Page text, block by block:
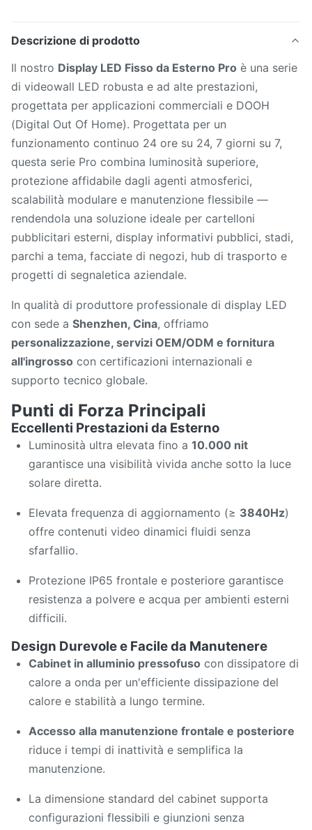
Descrizione di prodotto
Il nostro Display LED Fisso da Esterno Pro è una serie
di videowall LED robusta e ad alte prestazioni,
progettata per applicazioni commerciali e DOOH
(Digital Out Of Home). Progettata per un
funzionamento continuo 24 ore su 24, 7 giorni su 7,
questa serie Pro combina luminosità superiore,
protezione affidabile dagli agenti atmosferici,
scalabilità modulare e manutenzione flessibile —
rendendola una soluzione ideale per cartelloni
pubblicitari esterni, display informativi pubblici, stadi,
parchi a tema, facciate di negozi, hub di trasporto e
progetti di segnaletica aziendale.
In qualità di produttore professionale di display LED
con sede a Shenzhen, Cina, offriamo
personalizzazione, servizi OEM/ODM e fornitura
all'ingrosso con certificazioni internazionali e
supporto tecnico globale.
Punti di Forza Principali
Eccellenti Prestazioni da Esterno
Luminosità ultra elevata fino a 10.000 nit
garantisce una visibilità vivida anche sotto la luce
solare diretta.
Elevata frequenza di aggiornamento (≥ 3840Hz)
offre contenuti video dinamici fluidi senza
sfarfallio.
Protezione IP65 frontale e posteriore garantisce
resistenza a polvere e acqua per ambienti esterni
difficili.
Design Durevole e Facile da Manutenere
Cabinet in alluminio pressofuso con dissipatore di
calore a onda per un'efficiente dissipazione del
calore e stabilità a lungo termine.
Accesso alla manutenzione frontale e posteriore
riduce i tempi di inattività e semplifica la
manutenzione.
La dimensione standard del cabinet supporta
configurazioni flessibili e giunzioni senza